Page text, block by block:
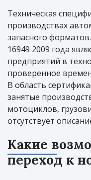
Техническая
производствах
запасного
16949 2009 года
предприятий в
проверенное
В область
занятые
мотоциклов,
отсутствует
Какие
переход к